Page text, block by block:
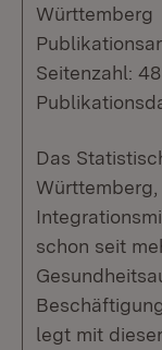
Württemberg
Seitenzahl: 48
Das
schon seit
legt mit